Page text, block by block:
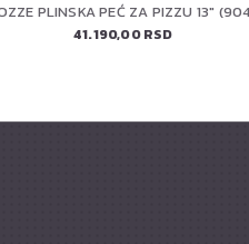
41.190,00 RSD